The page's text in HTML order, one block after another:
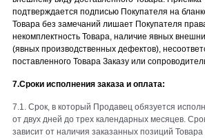
подтверждается подписью Покупателя на
Товара без замечаний лишает Покупателя
некомплектность Товара, наличие явных
(явных производственных дефектов),
поставленного Товара Заказу или
7.Сроки исполнения заказа и оплата:
7.1. Срок, в который Продавец обязуется
от двух дней до трех календарных месяцев.
зависит от наличия заказанных позиций